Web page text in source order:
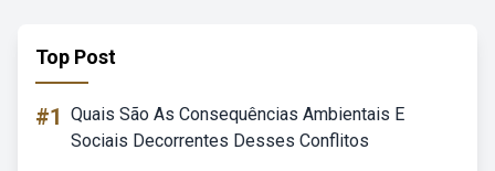
Top Post
#1 Quais São As Consequências Ambientais E
Sociais Decorrentes Desses Conflitos